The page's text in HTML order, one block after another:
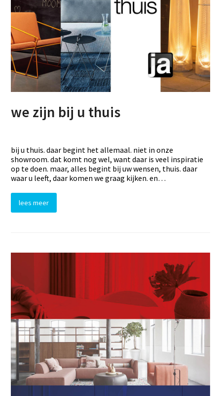
we zijn bij u thuis
bij u thuis. daar begint het allemaal. niet in onze
showroom. dat komt nog wel, want daar is veel inspiratie
op te doen. maar, alles begint bij uw wensen, thuis. daar
waar u leeft, daar komen we graag kijken. en…
lees meer